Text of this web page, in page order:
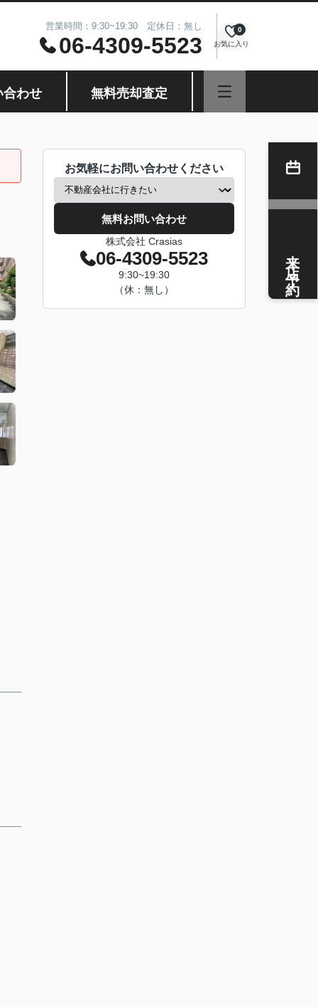
営業時間：9:30~19:30 定休日：無し
06-4309-5523 お気に入り
0
合わせ 無料売却査定
お気軽にお問い合わせください
無料お問い合わせ
株式会社 Crasias
06-4309-5523
9:30~19:30
（休：無し）
来店予約